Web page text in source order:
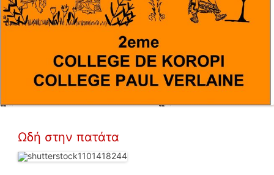
Ωδή στην πατάτα